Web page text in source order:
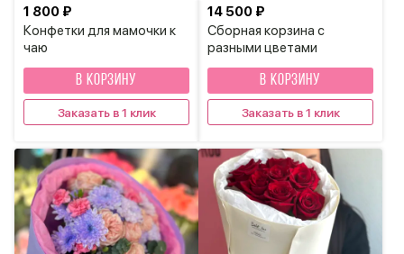
Конфетки для мамочки к
чаю
1 800 ₽
В КОРЗИНУ
Заказать в 1 клик
Сборная корзина с
разными цветами
14 500 ₽
В КОРЗИНУ
Заказать в 1 клик